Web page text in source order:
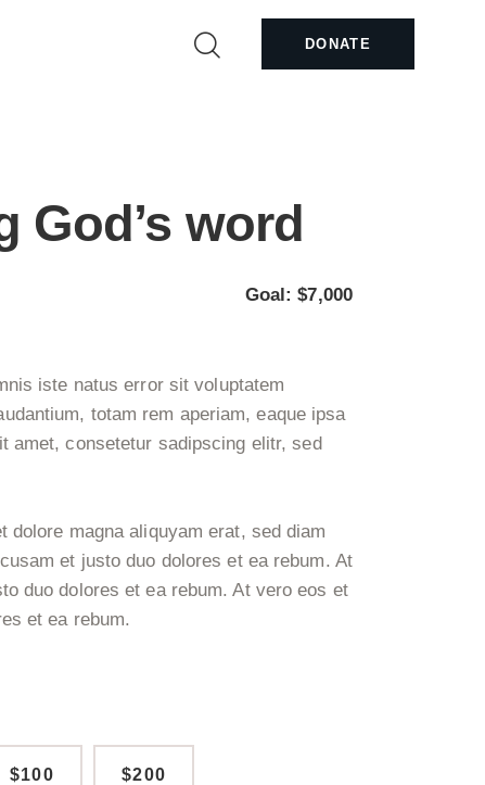
DONATE
God’s word
Goal: $7,000
iste natus error sit voluptatem
totam rem aperiam, eaque ipsa
amet, consetetur sadipscing elitr, sed
dolore magna aliquyam erat, sed diam
et justo duo dolores et ea rebum. At
duo dolores et ea rebum. At vero eos et
et ea rebum.
$100 $200